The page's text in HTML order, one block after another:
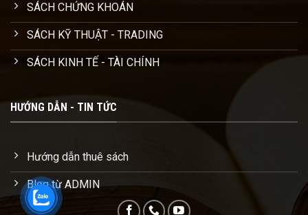
SÁCH CHỨNG KHOÁN
SÁCH KỸ THUẬT - TRADING
SÁCH KINH TẾ - TÀI CHÍNH
HƯỚNG DẪN - TIN TỨC
Hướng dẫn thuê sách
Blog từ ADMIN